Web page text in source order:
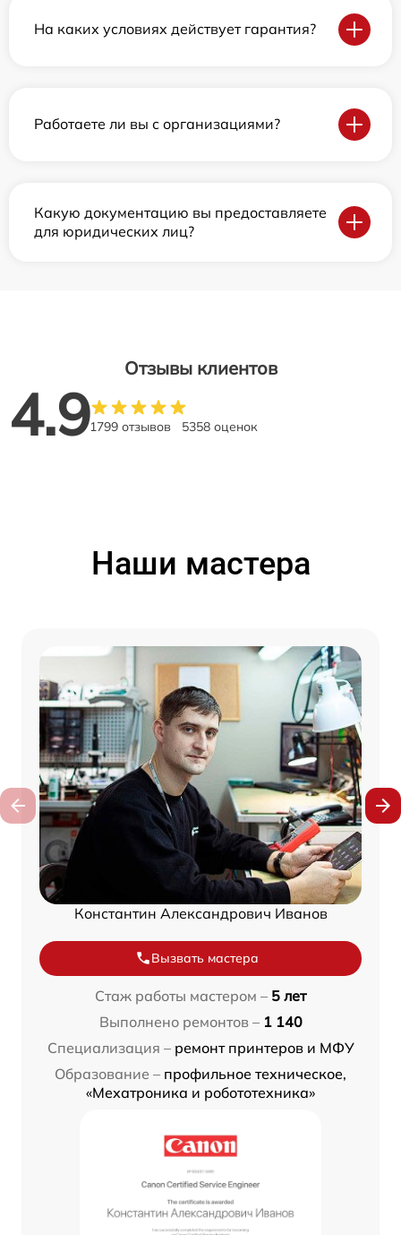
На каких условиях действует гарантия?
Работаете ли вы с организациями?
Какую документацию вы предоставляете
для юридических лиц?
Отзывы клиентов
4.91799 отзывов 5358 оценок
Наши мастера
Константин Александрович Иванов
Вызвать мастера
Стаж работы мастером – 5 лет
Выполнено ремонтов – 1 140
Специализация – ремонт принтеров и МФУ
Образование – профильное техническое,
«Мехатроника и робототехника»